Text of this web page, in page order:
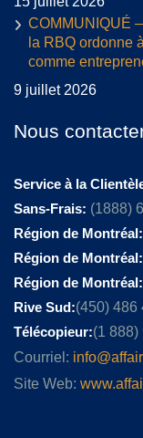
COMMUNIQUÉ
la RBQ ordonne
comme
9 juillet 2026
Nous
Service à la
Sans-Frais: (1888)
Région de Montréal:
Région de Montréal:
Région de Montréal:
Rive Sud:(450) 486
Télécopieur:(1 888)
Courriel:
Site Web: